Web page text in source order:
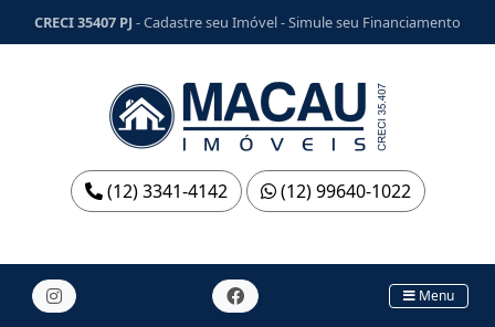
CRECI 35407 PJ -Cadastre seu Imóvel-Simule seu Financiamento
(12) 3341-4142 (12) 99640-1022
Menu